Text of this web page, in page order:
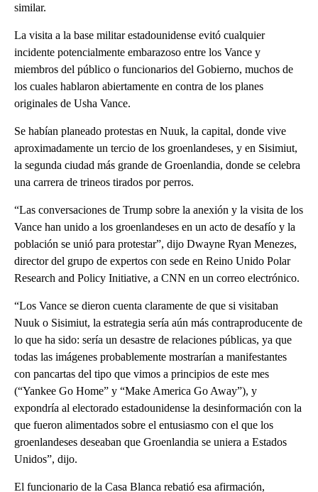
similar.
La visita a la base militar estadounidense evitó cualquier
incidente potencialmente embarazoso entre los Vance y
miembros del público o funcionarios del Gobierno, muchos de
los cuales hablaron abiertamente en contra de los planes
originales de Usha Vance.
Se habían planeado protestas en Nuuk, la capital, donde vive
aproximadamente un tercio de los groenlandeses, y en Sisimiut,
la segunda ciudad más grande de Groenlandia, donde se celebra
una carrera de trineos tirados por perros.
“Las conversaciones de Trump sobre la anexión y la visita de los
Vance han unido a los groenlandeses en un acto de desafío y la
población se unió para protestar”, dijo Dwayne Ryan Menezes,
director del grupo de expertos con sede en Reino Unido Polar
Research and Policy Initiative, a CNN en un correo electrónico.
“Los Vance se dieron cuenta claramente de que si visitaban
Nuuk o Sisimiut, la estrategia sería aún más contraproducente de
lo que ha sido: sería un desastre de relaciones públicas, ya que
todas las imágenes probablemente mostrarían a manifestantes
con pancartas del tipo que vimos a principios de este mes
(“Yankee Go Home” y “Make America Go Away”), y
expondría al electorado estadounidense la desinformación con la
que fueron alimentados sobre el entusiasmo con el que los
groenlandeses deseaban que Groenlandia se uniera a Estados
Unidos”, dijo.
El funcionario de la Casa Blanca rebatió esa afirmación,